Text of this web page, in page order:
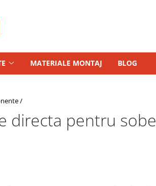
MATERIALE MONTAJ BLOG
/
directa pentru sobe